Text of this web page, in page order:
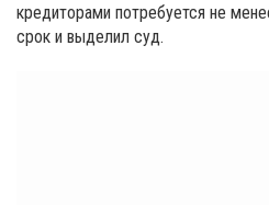
кредиторами потребуется не
срок и выделил суд.